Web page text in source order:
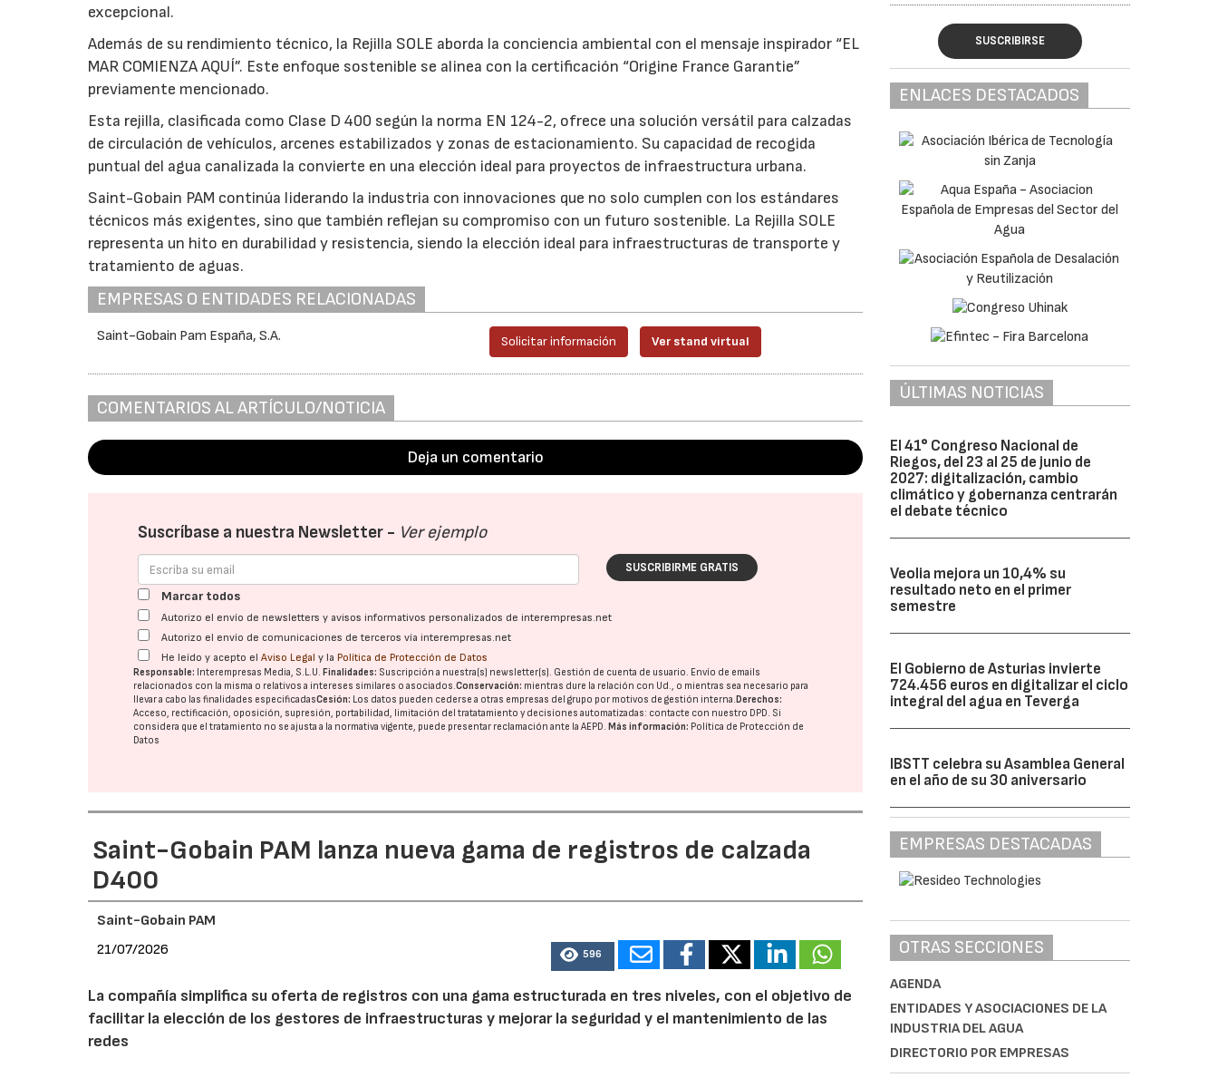
excepcional.
Además de su rendimiento técnico, la Rejilla SOLE aborda la conciencia ambiental con el mensaje inspirador “EL
MAR COMIENZA AQUÍ”. Este enfoque sostenible se alinea con la certificación “Origine France Garantie”
previamente mencionado.
Esta rejilla, clasificada como Clase D 400 según la norma EN 124-2, ofrece una solución versátil para calzadas
de circulación de vehículos, arcenes estabilizados y zonas de estacionamiento. Su capacidad de recogida
puntual del agua canalizada la convierte en una elección ideal para proyectos de infraestructura urbana.
Saint-Gobain PAM continúa liderando la industria con innovaciones que no solo cumplen con los estándares
técnicos más exigentes, sino que también reflejan su compromiso con un futuro sostenible. La Rejilla SOLE
representa un hito en durabilidad y resistencia, siendo la elección ideal para infraestructuras de transporte y
tratamiento de aguas.
EMPRESAS O ENTIDADES RELACIONADAS
Saint-Gobain Pam España, S.A. Solicitar información Ver stand virtual
COMENTARIOS AL ARTÍCULO/NOTICIA
Deja un comentario
Suscríbase a nuestra Newsletter - Ver ejemplo
SUSCRIBIRME GRATIS
Marcar todos
Autorizo el envío de newsletters y avisos informativos personalizados de interempresas.net
Autorizo el envío de comunicaciones de terceros vía interempresas.net
He leído y acepto elAviso Legal y la Política de Protección de Datos
Responsable: Interempresas Media, S.L.U. Finalidades: Suscripción a nuestra(s) newsletter(s). Gestión de cuenta de usuario. Envío de emails
relacionados con la misma o relativos a intereses similares o asociados.Conservación: mientras dure la relación con Ud., o mientras sea necesario para
llevar a cabo las finalidades especificadasCesión: Los datos pueden cederse a otras empresas del grupo por motivos de gestión interna. Derechos:
Acceso, rectificación, oposición, supresión, portabilidad, limitación del tratatamiento y decisiones automatizadas: contacte con nuestro DPD. Si
considera que el tratamiento no se ajusta a la normativa vigente, puede presentar reclamación ante laAEPD. Más información: Política de Protección de
Datos
Saint-Gobain PAM lanza nueva gama de registros de calzada
D400
Saint-Gobain PAM
21/07/2026
596
La compañía simplifica su oferta de registros con una gama estructurada en tres niveles, con el objetivo de
facilitar la elección de los gestores de infraestructuras y mejorar la seguridad y el mantenimiento de las
redes
SUSCRIBIRSE
ENLACES DESTACADOS
ÚLTIMAS NOTICIAS
El 41° Congreso Nacional de
Riegos, del 23 al 25 de junio de
2027: digitalización, cambio
climático y gobernanza centrarán
el debate técnico
Veolia mejora un 10,4% su
resultado neto en el primer
semestre
El Gobierno de Asturias invierte
724.456 euros en digitalizar el ciclo
integral del agua en Teverga
IBSTT celebra su Asamblea General
en el año de su 30 aniversario
EMPRESAS DESTACADAS
OTRAS SECCIONES
AGENDA
ENTIDADES Y ASOCIACIONES DE LA
INDUSTRIA DEL AGUA
DIRECTORIO POR EMPRESAS